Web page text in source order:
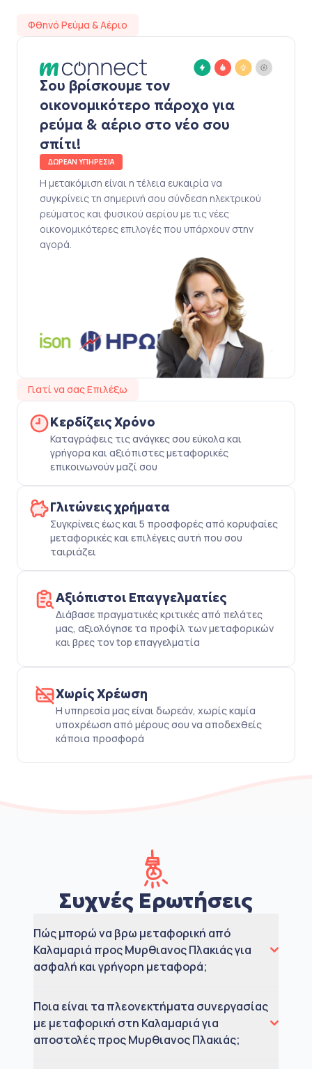
Φθηνό Ρεύμα & Αέριο
Σου βρίσκουμε τον
οικονομικότερο πάροχο για
ρεύμα & αέριο στο νέο σου
σπίτι!
ΔΩΡΕΑΝ ΥΠΗΡΕΣΙΑ
Η μετακόμιση είναι η τέλεια ευκαιρία να
συγκρίνεις τη σημερινή σου σύνδεση ηλεκτρικού
ρεύματος και φυσικού αερίου με τις νέες
οικονομικότερες επιλογές που υπάρχουν στην
αγορά.
Γιατί να σας Επιλέξω
Κερδίζεις Χρόνο
Καταγράφεις τις ανάγκες σου εύκολα και
γρήγορα και αξιόπιστες μεταφορικές
επικοινωνούν μαζί σου
Γλιτώνεις χρήματα
Συγκρίνεις έως και 5 προσφορές από κορυφαίες
μεταφορικές και επιλέγεις αυτή που σου
ταιριάζει
Αξιόπιστοι Επαγγελματίες
Διάβασε πραγματικές κριτικές από πελάτες
μας, αξιολόγησε τα προφίλ των μεταφορικών
και βρες τον top επαγγελματία
Χωρίς Χρέωση
Η υπηρεσία μας είναι δωρεάν, χωρίς καμία
υποχρέωση από μέρους σου να αποδεχθείς
κάποια προσφορά
Συχνές Ερωτήσεις
Πώς μπορώ να βρω μεταφορική από
Καλαμαριά προς Μυρθιανος Πλακιάς για
ασφαλή και γρήγορη μεταφορά;
Ποια είναι τα πλεονεκτήματα συνεργασίας
με μεταφορική στη Καλαμαριά για
αποστολές προς Μυρθιανος Πλακιάς;